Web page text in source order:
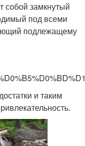
собой замкнутый
под всеми
подлежащему
и таким